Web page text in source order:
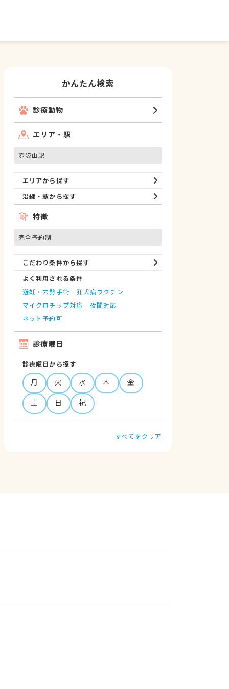
かんたん検索
診療動物
エリア・駅
壺阪山駅
エリアから探す
沿線・駅から探す
特徴
完全予約制
こだわり条件から探す
よく利用される条件
避妊・去勢手術
狂犬病ワクチン
マイクロチップ対応
夜間対応
ネット予約可
診療曜日
診療曜日から探す
月 火 水 木
金
土
日 祝
すべてをクリア